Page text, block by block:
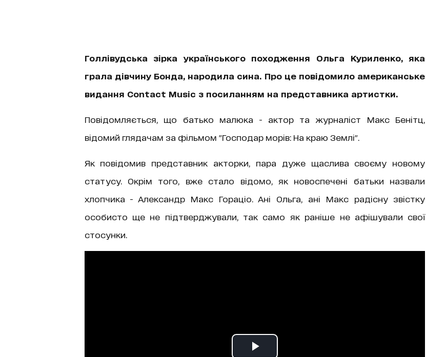
Голлівудська зірка українського походження Ольга Куриленко, яка
грала дівчину Бонда, народила сина. Про це повідомило американське
видання Contact Music з посиланням на представника артистки.
Повідомляється, що батько малюка - актор та журналіст Макс Бенітц,
відомий глядачам за фільмом "Господар морів: На краю Землі".
Як повідомив представник акторки, пара дуже щаслива своєму новому
статусу. Окрім того, вже стало відомо, як новоспечені батьки назвали
хлопчика - Александр Макс Гораціо. Ані Ольга, ані Макс радісну звістку
особисто ще не підтверджували, так само як раніше не афішували свої
стосунки.